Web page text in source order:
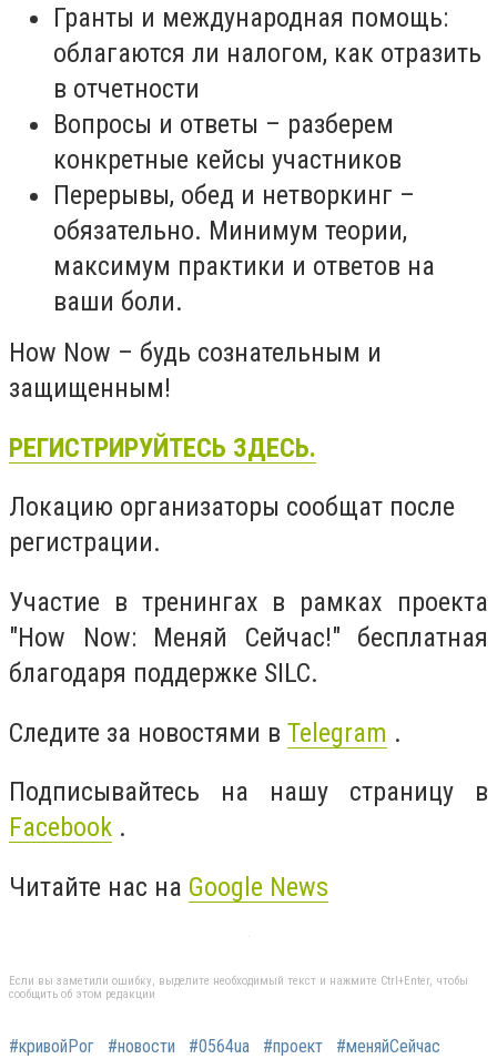
Гранты и международная помощь:
облагаются ли налогом, как отразить
в отчетности
Вопросы и ответы – разберем
конкретные кейсы участников
Перерывы, обед и нетворкинг –
обязательно. Минимум теории,
максимум практики и ответов на
ваши боли.
How Now – будь сознательным и
защищенным!
РЕГИСТРИРУЙТЕСЬ ЗДЕСЬ.
Локацию организаторы сообщат после
регистрации.
Участие в тренингах в рамках проекта
"How Now: Меняй Сейчас!" бесплатная
благодаря поддержке SILC.
Следите за новостями в Telegram .
Подписывайтесь на нашу страницу в
Facebook .
Читайте нас на Google News
Если вы заметили ошибку, выделите необходимый текст и нажмите Ctrl+Enter, чтобы
сообщить об этом редакции
#кривойРог #новости #0564ua #проект #меняйСейчас